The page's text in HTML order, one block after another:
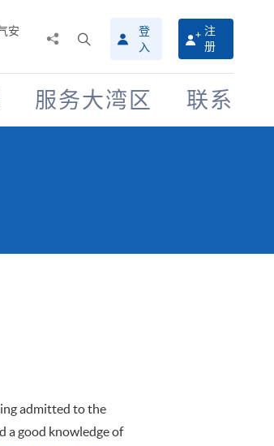
安
搜
寻
介
面
登
入
注
册
服务大湾区 联系
admitted to the
a good knowledge of